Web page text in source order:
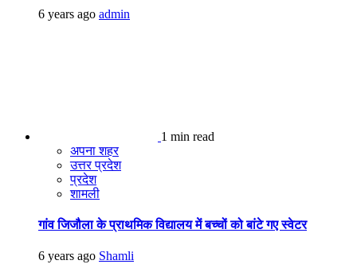
6 years ago admin
1 min read
अपना शहर
उत्तर प्रदेश
प्रदेश
शामली
गांव जिजौला के प्राथमिक विद्यालय में बच्चों को बांटे गए स्वेटर
6 years ago Shamli